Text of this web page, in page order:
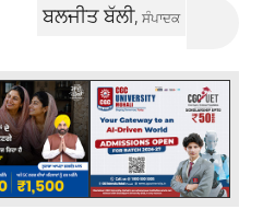
ਬਲਜੀਤ ਬੱਲੀ,ਸੰਪਾਦਕ